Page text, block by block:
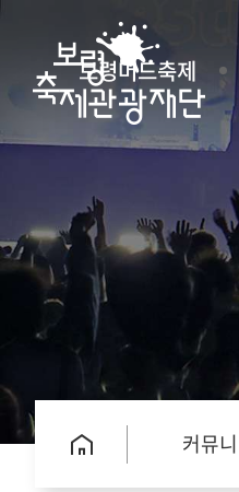
보령머드축제
커뮤